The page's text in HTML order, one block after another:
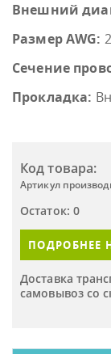
Внешний
Размер AWG:
Сечение
Прокладка:
Код товара:
Артикул
Остаток: 0
ПОДРОБНЕЕ
Доставка
самовывоз со